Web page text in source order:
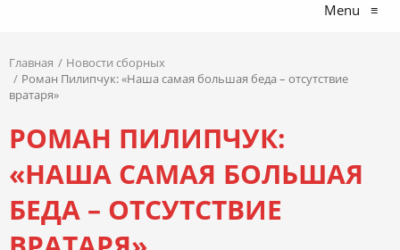
Menu ≡
Главная
Новости сборных
Роман Пилипчук: «Наша самая большая беда – отсутствие
вратаря»
РОМАН ПИЛИПЧУК:
«НАША САМАЯ БОЛЬШАЯ
БЕДА – ОТСУТСТВИЕ